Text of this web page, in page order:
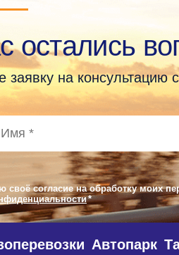
остались
заявку на консультацию
своё согласие на обработку моих
*
Автопарк